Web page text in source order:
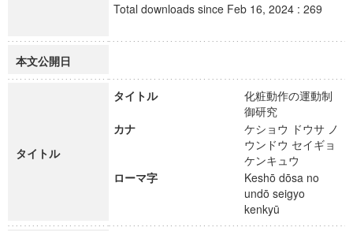
Total downloads since Feb 16, 2024 : 269
本文公開日
タイトル
タイトル
化粧動作の運動制
御研究
カナ
ケショウ ドウサ ノ
ウンドウ セイギョ
ケンキュウ
ローマ字
Keshō dōsa no
undō seigyo
kenkyū